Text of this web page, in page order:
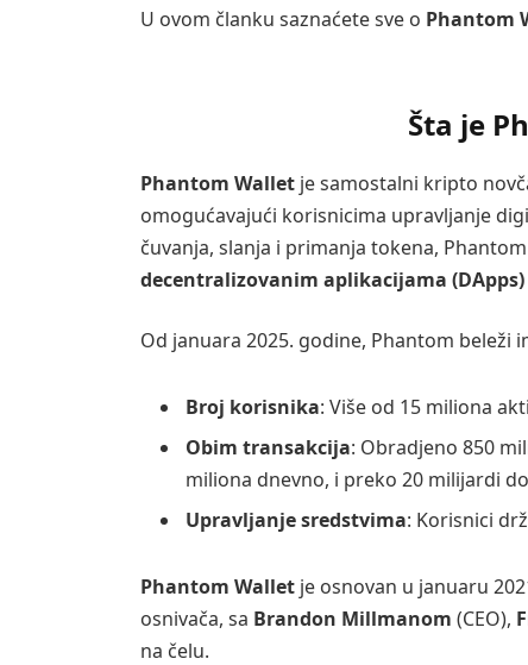
U ovom članku saznaćete sve o Phantom
Šta je
Phantom Walletje samostalni kripto
omogućavajući korisnicima upravljanje
čuvanja, slanja i primanja tokena,
decentralizovanim aplikacijama (DApps)
Od januara 2025. godine, Phantom
Broj korisnika: Više od 15 miliona
Obim transakcija: Obradjeno 850
miliona dnevno, i preko 20 milijardi
Upravljanje sredstvima: Korisnici
Phantom Walletje osnovan u januaru
osnivača, sa Brandon Millmanom (CEO),
na čelu.